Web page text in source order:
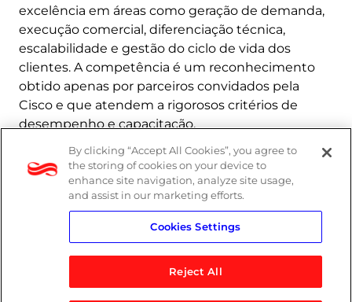
excelência em áreas como geração de demanda,
execução comercial, diferenciação técnica,
escalabilidade e gestão do ciclo de vida dos
clientes. A competência é um reconhecimento
obtido apenas por parceiros convidados pela
Cisco e que atendem a rigorosos critérios de
desempenho e capacitação.
Saiba mais
By clicking “Accept All Cookies”, you agree to
the storing of cookies on your device to
enhance site navigation, analyze site usage,
and assist in our marketing efforts.
Cookies Settings
Reject All